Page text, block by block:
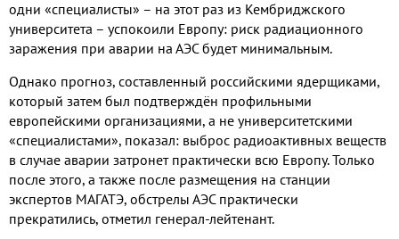
одни «специалисты» – на этот раз из Кембриджского
университета – успокоили Европу: риск радиационного
заражения при аварии на АЭС будет минимальным.
Однако прогноз, составленный российскими ядерщиками,
который затем был подтверждён профильными
европейскими организациями, а не университетскими
«специалистами», показал: выброс радиоактивных веществ
в случае аварии затронет практически всю Европу. Только
после этого, а также после размещения на станции
экспертов МАГАТЭ, обстрелы АЭС практически
прекратились, отметил генерал-лейтенант.